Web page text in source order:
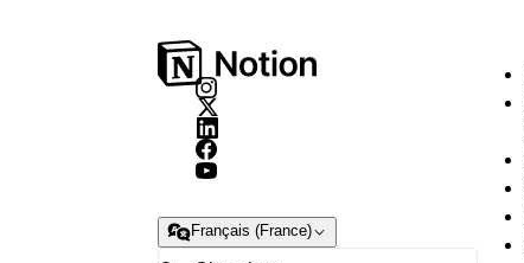
Français (France)